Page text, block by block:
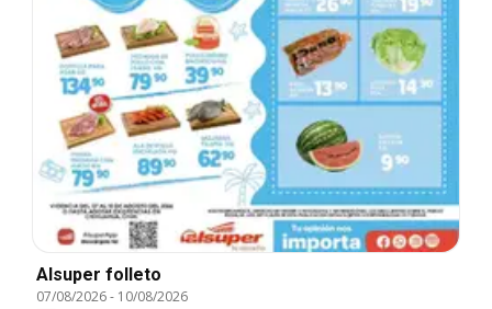
Alsuper folleto
07/08/2026- 10/08/2026